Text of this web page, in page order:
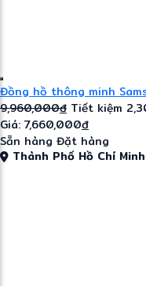
Đồng hồ thông minh
9,960,000đ Tiết kiệm
Giá: 7,660,000đ
Sẵn hàng Đặt hàng
Thành Phố Hồ Chí Minh